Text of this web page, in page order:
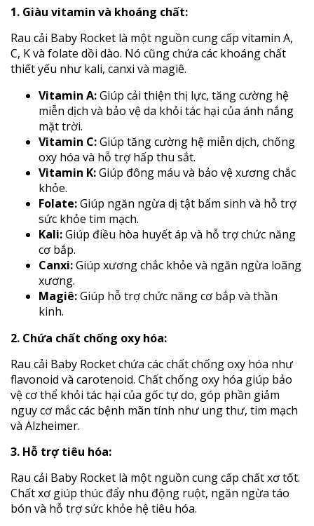
1. Giàu vitamin và khoáng chất:
Rau cải Baby Rocket là một nguồn cung cấp vitamin A,
C, K và folate dồi dào. Nó cũng chứa các khoáng chất
thiết yếu như kali, canxi và magiê.
Vitamin A:Giúp cải thiện thị lực, tăng cường hệ
miễn dịch và bảo vệ da khỏi tác hại của ánh nắng
mặt trời.
Vitamin C:Giúp tăng cường hệ miễn dịch, chống
oxy hóa và hỗ trợ hấp thu sắt.
Vitamin K:Giúp đông máu và bảo vệ xương chắc
khỏe.
Folate:Giúp ngăn ngừa dị tật bẩm sinh và hỗ trợ
sức khỏe tim mạch.
Kali:Giúp điều hòa huyết áp và hỗ trợ chức năng
cơ bắp.
Canxi:Giúp xương chắc khỏe và ngăn ngừa loãng
xương.
Magiê:Giúp hỗ trợ chức năng cơ bắp và thần
kinh.
2. Chứa chất chống oxy hóa:
Rau cải Baby Rocket chứa các chất chống oxy hóa như
flavonoid và carotenoid. Chất chống oxy hóa giúp bảo
vệ cơ thể khỏi tác hại của gốc tự do, góp phần giảm
nguy cơ mắc các bệnh mãn tính như ung thư, tim mạch
và Alzheimer.
3. Hỗ trợ tiêu hóa:
Rau cải Baby Rocket là một nguồn cung cấp chất xơ tốt.
Chất xơ giúp thúc đẩy nhu động ruột, ngăn ngừa táo
bón và hỗ trợ sức khỏe hệ tiêu hóa.